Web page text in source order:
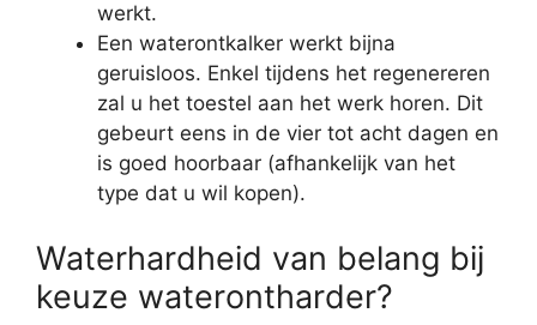
werkt.
Een waterontkalker werkt bijna
geruisloos. Enkel tijdens het regenereren
zal u het toestel aan het werk horen. Dit
gebeurt eens in de vier tot acht dagen en
is goed hoorbaar (afhankelijk van het
type dat u wil kopen).
Waterhardheid van belang bij
keuze waterontharder?